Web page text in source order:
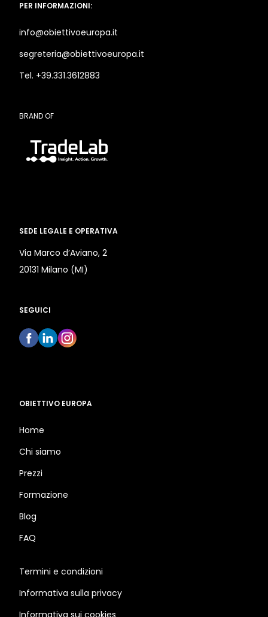
PER INFORMAZIONI:
info@obiettivoeuropa.it
segreteria@obiettivoeuropa.it
Tel. +39.331.3612883
BRAND OF
SEDE LEGALE E OPERATIVA
Via Marco d’Aviano, 2
20131 Milano (MI)
SEGUICI
OBIETTIVO EUROPA
Home
Chi siamo
Prezzi
Formazione
Blog
FAQ
Termini e condizioni
Informativa sulla privacy